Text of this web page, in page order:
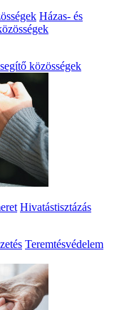
Házas- és
közösségek
Hivatástisztázás
Teremtésvédelem